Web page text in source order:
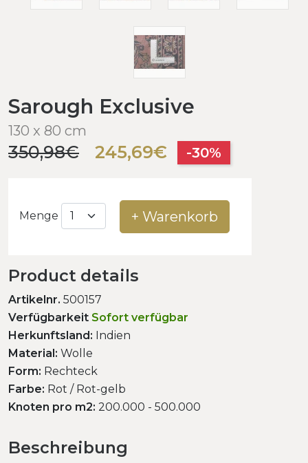
Sarough Exclusive
130 x 80 cm
350,98€ 245,69€ -30%
Menge + Warenkorb
Product details
Artikelnr. 500157
Verfügbarkeit Sofort verfügbar
Herkunftsland: Indien
Material: Wolle
Form: Rechteck
Farbe: Rot / Rot-gelb
Knoten pro m2: 200.000 - 500.000
Beschreibung